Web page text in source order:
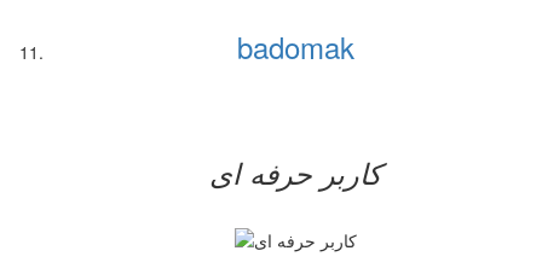
badomak
کاربر حرفه ای